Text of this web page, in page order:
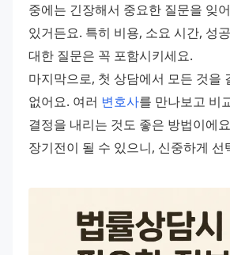
중에는 긴장해서 중요한 질문을 잊
있거든요. 특히 비용, 소요 시간, 성
대한 질문은 꼭 포함시키세요.
마지막으로, 첫 상담에서 모든 것을
없어요. 여러 변호사를 만나보고 비
결정을 내리는 것도 좋은 방법이에
장기전이 될 수 있으니, 신중하게 선